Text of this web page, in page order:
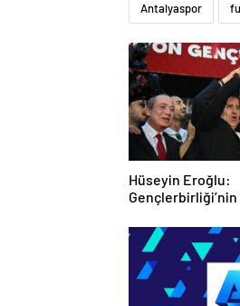
Antalyaspor
Hüseyin Eroğlu: